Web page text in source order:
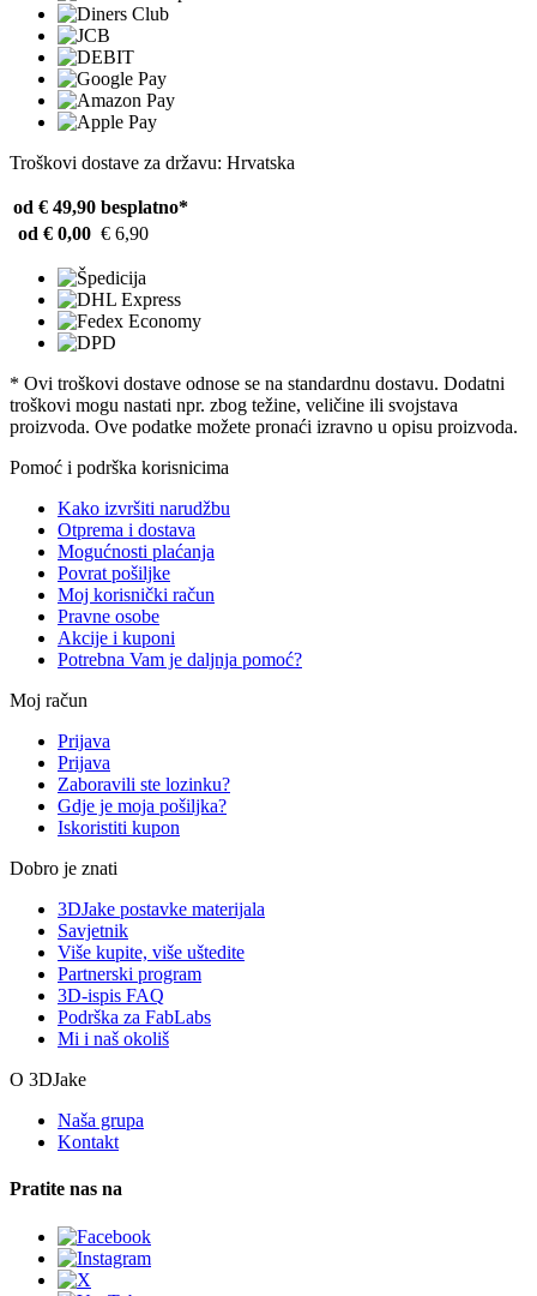
Troškovi dostave za državu: Hrvatska
od € 49,90 besplatno*
od € 0,00 € 6,90
* Ovi troškovi dostave odnose se na standardnu ​​dostavu. Dodatni
troškovi mogu nastati npr. zbog težine, veličine ili svojstava
proizvoda. Ove podatke možete pronaći izravno u opisu proizvoda.
Pomoć i podrška korisnicima
Kako izvršiti narudžbu
Otprema i dostava
Mogućnosti plaćanja
Povrat pošiljke
Moj korisnički račun
Pravne osobe
Akcije i kuponi
Potrebna Vam je daljnja pomoć?
Moj račun
Prijava
Prijava
Zaboravili ste lozinku?
Gdje je moja pošiljka?
Iskoristiti kupon
Dobro je znati
3DJake postavke materijala
Savjetnik
Više kupite, više uštedite
Partnerski program
3D-ispis FAQ
Podrška za FabLabs
Mi i naš okoliš
O 3DJake
Naša grupa
Kontakt
Pratite nas na